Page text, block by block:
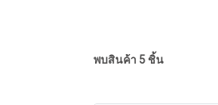
พบสินค้า 5 ชิ้น